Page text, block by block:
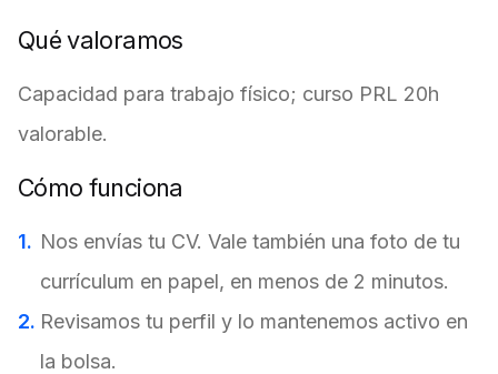
Qué valoramos
Capacidad para trabajo físico; curso PRL 20h
valorable.
Cómo funciona
Nos envías tu CV. Vale también una foto de tu
currículum en papel, en menos de 2 minutos.
Revisamos tu perfil y lo mantenemos activo en
la bolsa.